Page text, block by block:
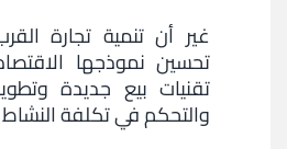
الإتصال
غير أن تنمية تجارة
تحسين نموذجها
تقنيات بيع جديدة
والتحكم في تكلفة النشاط